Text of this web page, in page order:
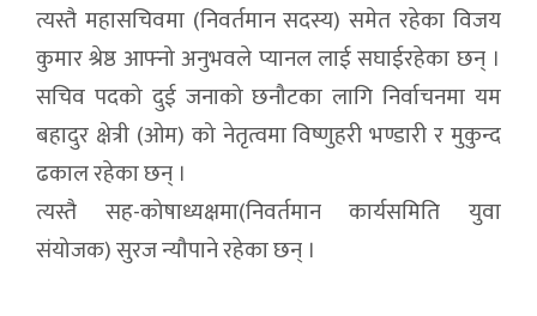
त्यस्तै महासचिवमा (निवर्तमान सदस्य) समेत रहेका विजय
कुमार श्रेष्ठ आफ्नो अनुभवले प्यानल लाई सघाईरहेका छन् ।
सचिव पदको दुई जनाको छनौटका लागि निर्वाचनमा यम
बहादुर क्षेत्री (ओम) को नेतृत्वमा विष्णुहरी भण्डारी र मुकुन्द
ढकाल रहेका छन् ।
त्यस्तै सह-कोषाध्यक्षमा(निवर्तमान कार्यसमिति युवा
संयोजक) सुरज न्यौपाने रहेका छन् ।